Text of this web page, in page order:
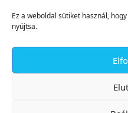
Ez a weboldal sütiket használ,
nyújtsa.